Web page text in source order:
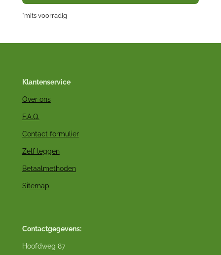
*mits voorradig
Klantenservice
Over ons
F.A.Q.
Contact formulier
Zelf leggen
Betaalmethoden
Sitemap
Contactgegevens:
Hoofdweg 87